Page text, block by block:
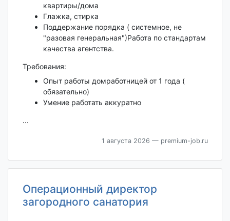
квартиры/дома
Глажка, стирка
Поддержание порядка ( системное, не
"разовая генеральная")Работа по стандартам
качества агентства.
Требования:
Опыт работы домработницей от 1 года (
обязательно)
Умение работать аккуратно
...
1 августа 2026 — premium-job.ru
Операционный директор
загородного санатория